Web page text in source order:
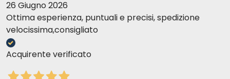
SALMONE E VERDURINE
26 Giugno 2026
Ottima esperienza, puntuali e precisi, spedizione
velocissima,consigliato
Acquirente verificato